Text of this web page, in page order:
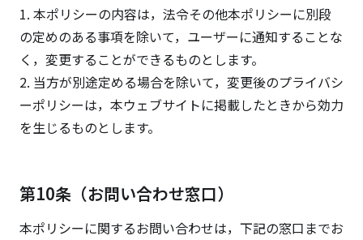
1. 本ポリシーの内容は，法令その他本ポリシーに別段
の定めのある事項を除いて，ユーザーに通知することな
く，変更することができるものとします。
2. 当方が別途定める場合を除いて，変更後のプライバシ
ーポリシーは，本ウェブサイトに掲載したときから効力
を生じるものとします。
第10条（お問い合わせ窓口）
本ポリシーに関するお問い合わせは，下記の窓口までお